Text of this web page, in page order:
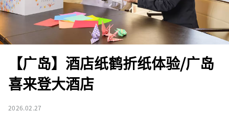
【广岛】酒店纸鹤折纸体验/广岛
喜来登大酒店
2026.02.27